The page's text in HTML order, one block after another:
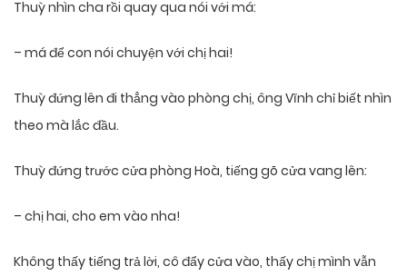
Thuỳ nhìn cha rồi quay qua nói với má:
– má để con nói chuyện với chị hai!
Thuỳ đứng lên đi thẳng vào phòng chị, ông Vĩnh chỉ biết nhìn
theo mà lắc đầu.
Thuỳ đứng trước cửa phòng Hoà, tiếng gõ cửa vang lên:
– chị hai, cho em vào nha!
Không thấy tiếng trả lời, cô đẩy cửa vào, thấy chị mình vẫn